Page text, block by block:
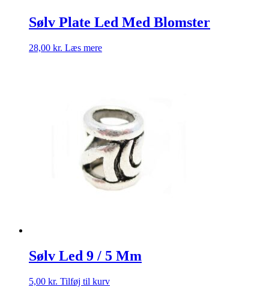
Sølv Plate Led Med Blomster
28,00 kr. Læs mere
Sølv Led 9 / 5 Mm
5,00 kr. Tilføj til kurv